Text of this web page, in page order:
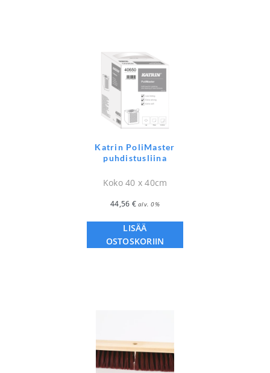
Katrin PoliMaster
puhdistusliina
Koko 40 x 40cm
44,56 € alv. 0%
LISÄÄ
OSTOSKORIIN